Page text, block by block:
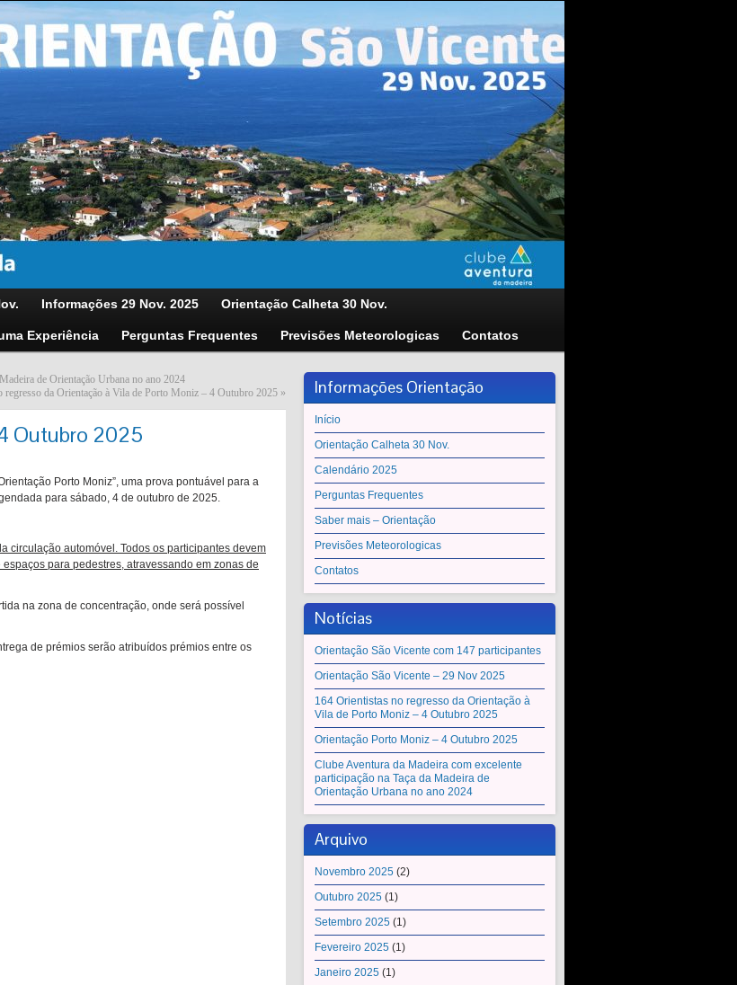
Informações 29 Nov. 2025 Orientação Calheta 30 Nov.
Experiência Perguntas Frequentes Previsões Meteorologicas Contatos
de Orientação Urbana no ano 2024
regresso da Orientação à Vila de Porto Moniz – 4 Outubro 2025 »
Outubro 2025
Porto Moniz”, uma prova pontuável para a
para sábado, 4 de outubro de 2025.
circulação automóvel. Todos os participantes devem
para pedestres, atravessando em zonas de
na zona de concentração, onde será possível
de prémios serão atribuídos prémios entre os
Informações Orientação
Início
Orientação Calheta 30 Nov.
Calendário 2025
Perguntas Frequentes
Saber mais – Orientação
Previsões Meteorologicas
Contatos
Notícias
Orientação São Vicente com 147 participantes
Orientação São Vicente – 29 Nov 2025
164 Orientistas no regresso da Orientação à
Vila de Porto Moniz – 4 Outubro 2025
Orientação Porto Moniz – 4 Outubro 2025
Clube Aventura da Madeira com excelente
participação na Taça da Madeira de
Orientação Urbana no ano 2024
Arquivo
Novembro 2025 (2)
Outubro 2025 (1)
Setembro 2025 (1)
Fevereiro 2025 (1)
Janeiro 2025 (1)